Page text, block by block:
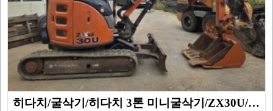
히다치/굴삭기/히다치 3톤 미니굴삭기/ZX30U/201…